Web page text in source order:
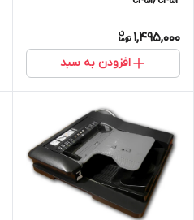
1,495,000
افزودن به سبد